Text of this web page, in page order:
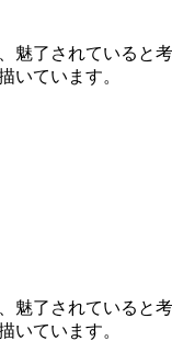
了されていると
いています。
了されていると
いています。